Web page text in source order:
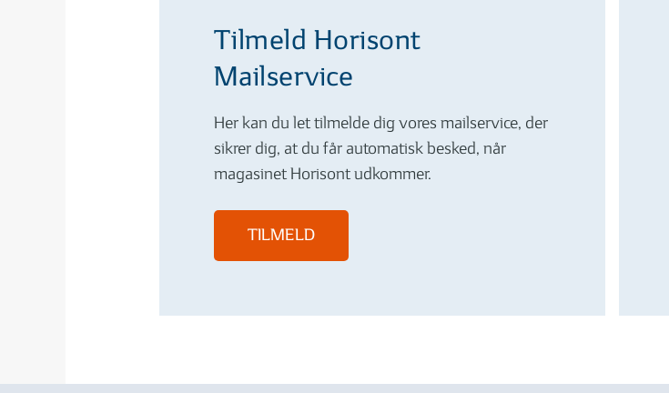
Tilmeld Horisont
Mailservice
Her kan du let tilmelde dig vores mailservice, der
sikrer dig, at du får automatisk besked, når
magasinet Horisont udkommer.
TILMELD